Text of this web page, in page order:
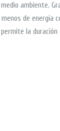
ambiente.
de energía
la duración